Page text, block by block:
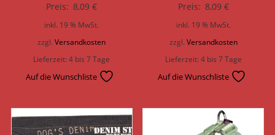
Preis: 8,09€
inkl. 19 % MwSt.
zzgl.Versandkosten
Lieferzeit:4 bis 7 Tage
Auf die Wunschliste
Preis: 8,09 €
inkl. 19 % MwSt.
zzgl. Versandkosten
Lieferzeit:4 bis 7 Tage
Auf die Wunschliste